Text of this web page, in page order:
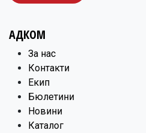
АДКОМ
​За нас
Контакти
Екип
Бюлетини
Новини
Каталог